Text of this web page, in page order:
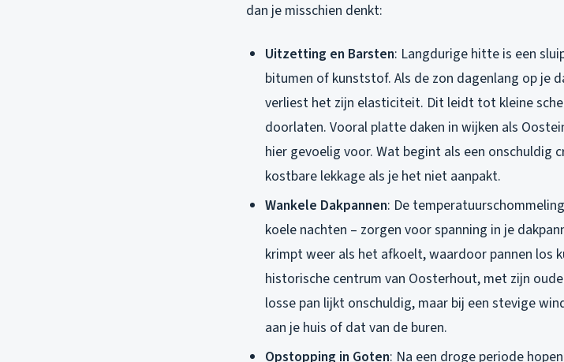
dan je misschien denkt:
Uitzetting en Barsten: Langdurige hitte is een
bitumen of kunststof. Als de zon dagenlang op je
verliest het zijn elasticiteit. Dit leidt tot kleine
doorlaten. Vooral platte daken in wijken als
hier gevoelig voor. Wat begint als een onschuldig
kostbare lekkage als je het niet aanpakt.
Wankele Dakpannen: De
koele nachten – zorgen voor spanning in je
krimpt weer als het afkoelt, waardoor pannen los
historische centrum van Oosterhout, met zijn
losse pan lijkt onschuldig, maar bij een stevige
aan je huis of dat van de buren.
Opstopping in Goten: Na een droge periode